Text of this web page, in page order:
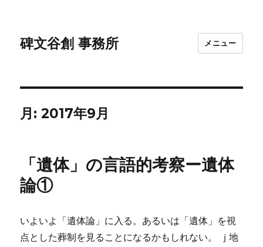
碑文谷創 事務所 メニュー
月:2017年9月
「遺体」の言語的考察ー遺体
論①
いよいよ「遺体論」に入る。あるいは「遺体」を視
点とした葬制を見ることになるかもしれない。 ｊ地